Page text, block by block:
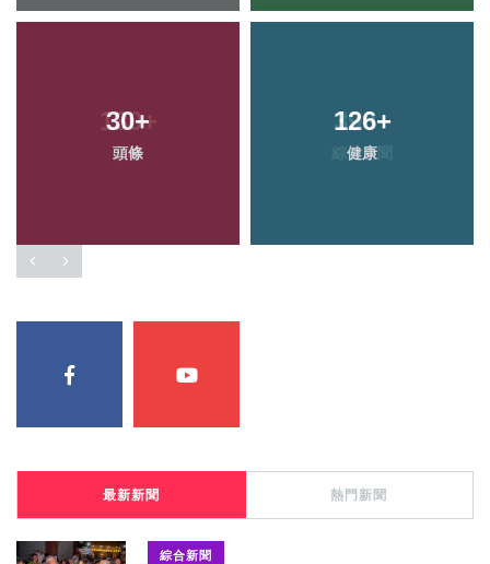
30+
頭條
126+
健康
最新新聞 熱門新聞
綜合新聞